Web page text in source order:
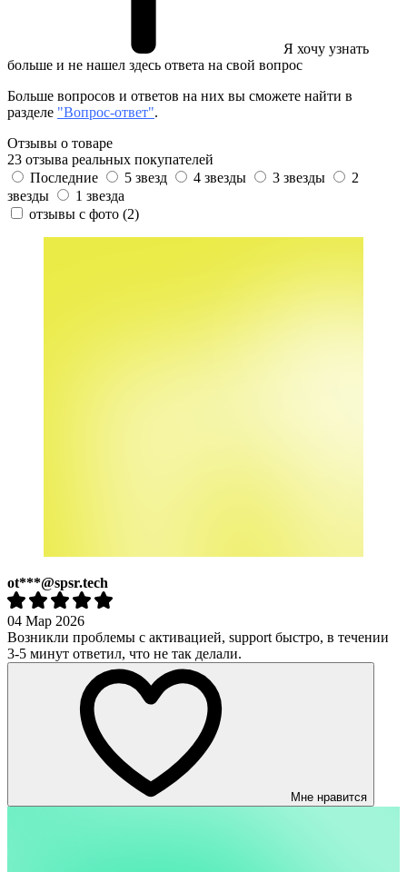
Я хочу узнать
больше и не нашел здесь ответа на свой вопрос
Больше вопросов и ответов на них вы сможете найти в
разделе "Вопрос-ответ".
Отзывы о товаре
23 отзыва реальных покупателей
Последние
5 звезд 4 звезды 3 звезды
2
звезды
1 звезда
отзывы с фото (2)
ot***@spsr.tech
04 Мар 2026
Возникли проблемы с активацией, support быстро, в течении
3-5 минут ответил, что не так делали.
Мне нравится